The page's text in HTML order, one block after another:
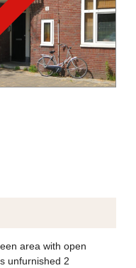
area with open
unfurnished 2